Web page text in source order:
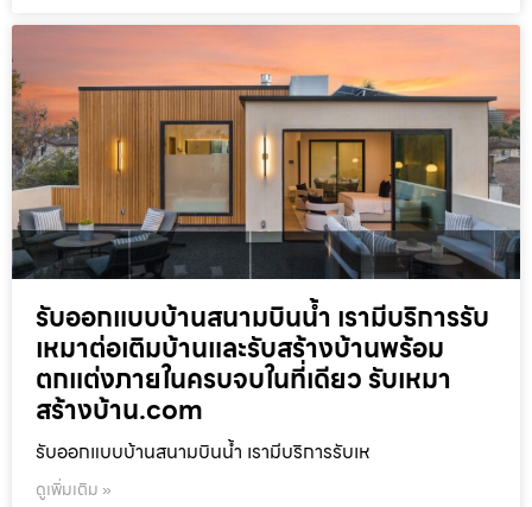
รับออกแบบบ้านสนามบินน้ำ เรามีบริการรับ
เหมาต่อเติมบ้านและรับสร้างบ้านพร้อม
ตกแต่งภายในครบจบในที่เดียว รับเหมา
สร้างบ้าน.com
รับออกแบบบ้านสนามบินน้ำ เรามีบริการรับเห
ดูเพิ่มเติม »